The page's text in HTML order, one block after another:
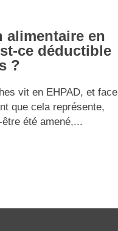
alimentaire en
ce déductible
?
vit en EHPAD, et face
que cela représente,
été amené,...